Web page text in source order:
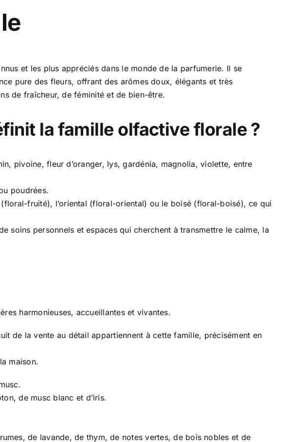
et les plus appréciés dans le monde de la parfumerie. Il se
pure des fleurs, offrant des arômes doux, élégants et très
de fraîcheur, de féminité et de bien-être.
la famille olfactive florale ?
pivoine, fleur d’oranger, lys, gardénia, magnolia, violette, entre
poudrées.
fruité), l’oriental (floral-oriental) ou le boisé (floral-boisé), ce qui
soins personnels et espaces qui cherchent à transmettre le calme, la
harmonieuses, accueillantes et vivantes.
de la vente au détail appartiennent à cette famille, précisément en
maison.
de musc blanc et d’iris.
de lavande, de thym, de notes vertes, de bois nobles et de